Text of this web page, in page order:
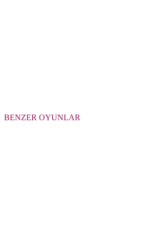
BENZER OYUNLAR